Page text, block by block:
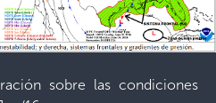
sobre las condiciones